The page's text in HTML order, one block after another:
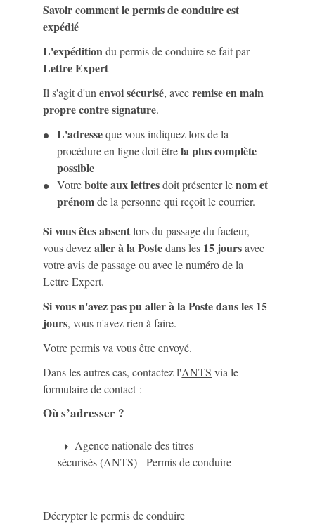
Savoir comment le permis de conduire est
expédié
L'expéditiondu permis de conduire se fait par
Lettre Expert
Il s'agit d'unenvoi sécurisé, avecremise en main
propre contre signature.
L'adresseque vous indiquez lors de la
procédure en ligne doit êtrela plus complète
possible
Votreboite aux lettresdoit présenter lenom et
prénomde la personne qui reçoit le courrier.
Si vous êtes absentlors du passage du facteur,
vous devezaller à la Postedans les 15 joursavec
votre avis de passage ou avec le numéro de la
Lettre Expert.
Si vous n'avez pas pu aller à la Poste dans les 15
jours, vous n'avez rien à faire.
Votre permis va vous être envoyé.
Dans les autres cas, contactez l'ANTS via le
formulaire de contact :
Où s’adresser ?
arrow_rightAgence nationale des titres
sécurisés (ANTS) - Permis de conduire
Décrypter le permis de conduire